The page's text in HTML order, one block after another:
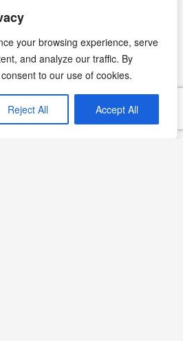
your browsing experience, serve
and analyze our traffic. By
to our use of cookies.
Reject All Accept All
aile ve arkadaşlarla keyifli
tatlılar da bulunur. Özellikle